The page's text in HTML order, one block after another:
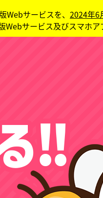
Webサービスを、 2024年6
Webサービス及びスマホア